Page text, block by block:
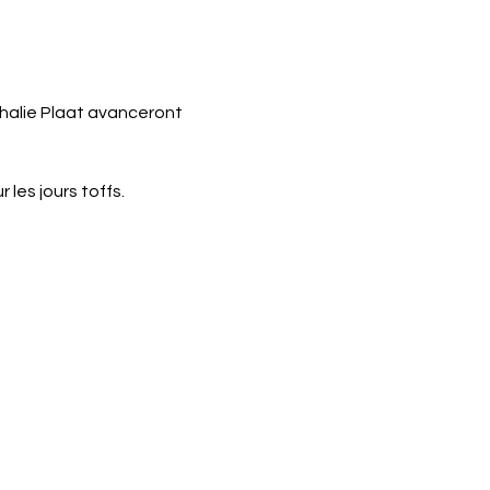
Plaat avanceront
les jours toffs.